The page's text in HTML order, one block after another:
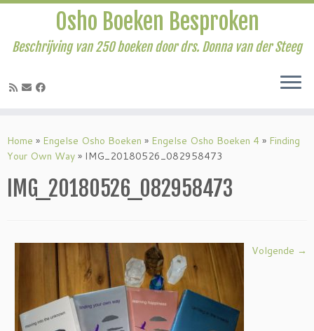
naar
inhoud
Osho Boeken Besproken
Beschrijving van 250 boeken door drs. Donna van der Steeg
Home » Engelse Osho Boeken » Engelse Osho Boeken 4 » Finding
Your Own Way » IMG_20180526_082958473
IMG_20180526_082958473
Volgende →